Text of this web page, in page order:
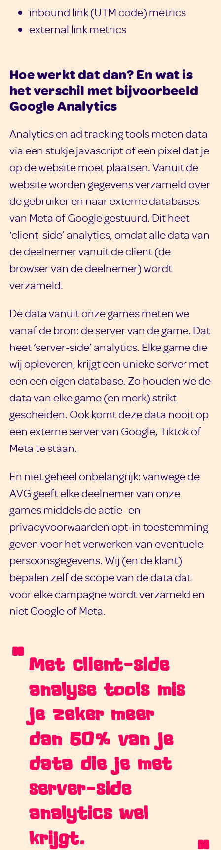
inbound link (UTM code) metrics
external link metrics
Hoe werkt dat dan? En wat is
het verschil met bijvoorbeeld
Google Analytics
Analytics en ad tracking tools meten data
via een stukje javascript of een pixel dat je
op de website moet plaatsen. Vanuit de
website worden gegevens verzameld over
de gebruiker en naar externe databases
van Meta of Google gestuurd. Dit heet
‘client-side’ analytics, omdat alle data van
de deelnemer vanuit de client (de
browser van de deelnemer) wordt
verzameld.
De data vanuit onze games meten we
vanaf de bron: de server van de game. Dat
heet ‘server-side’ analytics. Elke game die
wij opleveren, krijgt een unieke server met
een een eigen database. Zo houden we de
data van elke game (en merk) strikt
gescheiden. Ook komt deze data nooit op
een externe server van Google, Tiktok of
Meta te staan.
En niet geheel onbelangrijk: vanwege de
AVG geeft elke deelnemer van onze
games middels de actie- en
privacyvoorwaarden opt-in toestemming
geven voor het verwerken van eventuele
persoonsgegevens. Wij (en de klant)
bepalen zelf de scope van de data dat
voor elke campagne wordt verzameld en
niet Google of Meta.
Met client-side
analyse tools mis
je zeker meer
dan 50% van je
data die je met
server-side
analytics wel
krijgt.